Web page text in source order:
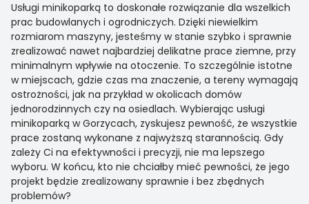
Usługi minikoparką to doskonałe rozwiązanie dla wszelkich
prac budowlanych i ogrodniczych. Dzięki niewielkim
rozmiarom maszyny, jesteśmy w stanie szybko i sprawnie
zrealizować nawet najbardziej delikatne prace ziemne, przy
minimalnym wpływie na otoczenie. To szczególnie istotne
w miejscach, gdzie czas ma znaczenie, a tereny wymagają
ostrożności, jak na przykład w okolicach domów
jednorodzinnych czy na osiedlach. Wybierając usługi
minikoparką w Gorzycach, zyskujesz pewność, że wszystkie
prace zostaną wykonane z najwyższą starannością. Gdy
zależy Ci na efektywności i precyzji, nie ma lepszego
wyboru. W końcu, kto nie chciałby mieć pewności, że jego
projekt będzie zrealizowany sprawnie i bez zbędnych
problemów?